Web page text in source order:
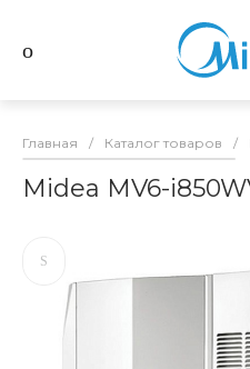
Главная / Каталог товаров /
Midea MV6-